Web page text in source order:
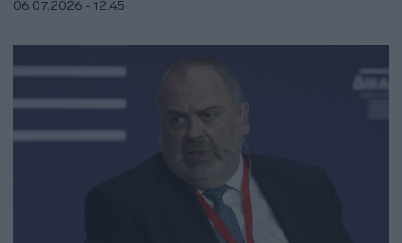
06.07.2026 - 12:45